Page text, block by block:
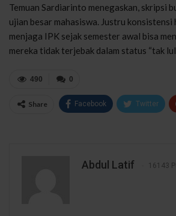
Temuan Sardiarinto menegaskan, skripsi
ujian besar mahasiswa. Justru konsistensi
menjaga IPK sejak semester awal bisa
mereka tidak terjebak dalam status “tak
0
490
Share Facebook Twitter
Abdul Latif 16143